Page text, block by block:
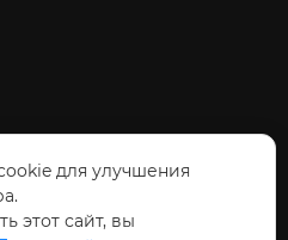
для улучшения
этот сайт, вы